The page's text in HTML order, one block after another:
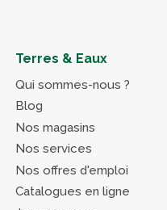
Terres & Eaux
Qui sommes-nous ?
Blog
Nos magasins
Nos services
Nos offres d'emploi
Catalogues en ligne